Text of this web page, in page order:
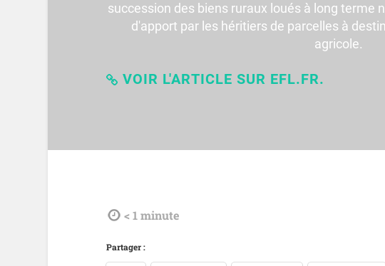
succession des biens ruraux loués à long terme
d'apport par les héritiers de parcelles à
agricole.
VOIR L'ARTICLE SUR EFL.FR.
tdl < 1minute
Partager :